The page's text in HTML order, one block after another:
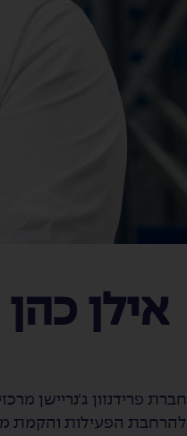
אילן כהן
להרחבת הפעילות והקמת